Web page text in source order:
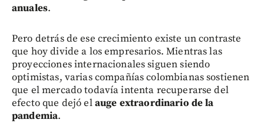
anuales.
Pero detrás de ese crecimiento existe un contraste
que hoy divide a los empresarios. Mientras las
proyecciones internacionales siguen siendo
optimistas, varias compañías colombianas sostienen
que el mercado todavía intenta recuperarse del
efecto que dejó elauge extraordinario de la
pandemia.